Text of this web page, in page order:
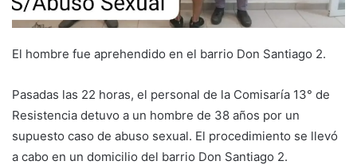
El hombre fue aprehendido en el barrio Don Santiago 2.
Pasadas las 22 horas, el personal de la Comisaría 13° de
Resistencia detuvo a un hombre de 38 años por un
supuesto caso de abuso sexual. El procedimiento se llevó
a cabo en un domicilio del barrio Don Santiago 2.